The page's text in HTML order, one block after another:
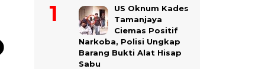
US Oknum Kades
Tamanjaya
Ciemas Positif
Narkoba, Polisi Ungkap
Barang Bukti Alat Hisap
Sabu